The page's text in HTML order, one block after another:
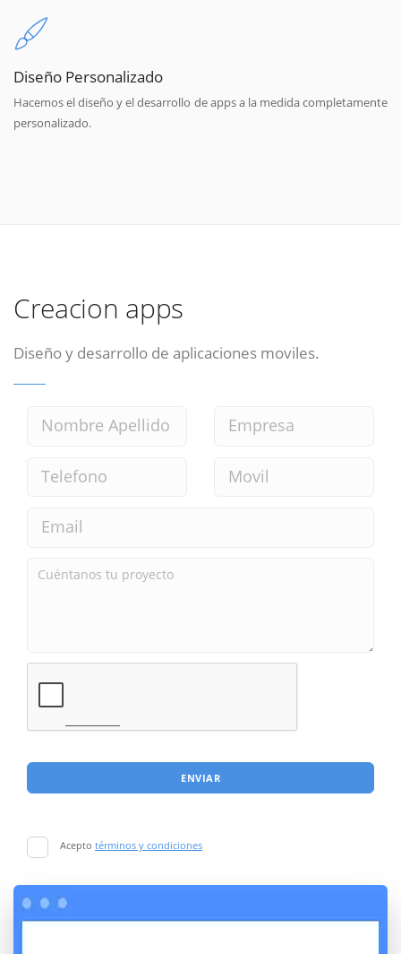
Diseño Personalizado
Hacemos el diseño y el desarrollo de apps a la medida completamente
personalizado.
Creacion apps
Diseño y desarrollo de aplicaciones moviles.
ENVIAR
Acepto términos y condiciones